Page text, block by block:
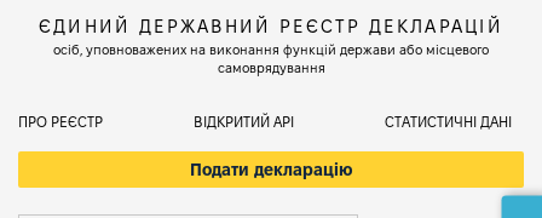
ЄДИНИЙ ДЕРЖАВНИЙ РЕЄСТР ДЕКЛАРАЦІЙ
осіб, уповноважених на виконання функцій держави або місцевого
самоврядування
ПРО РЕЄСТР ВІДКРИТИЙ АРІ СТАТИСТИЧНІ ДАНІ
Подати декларацію